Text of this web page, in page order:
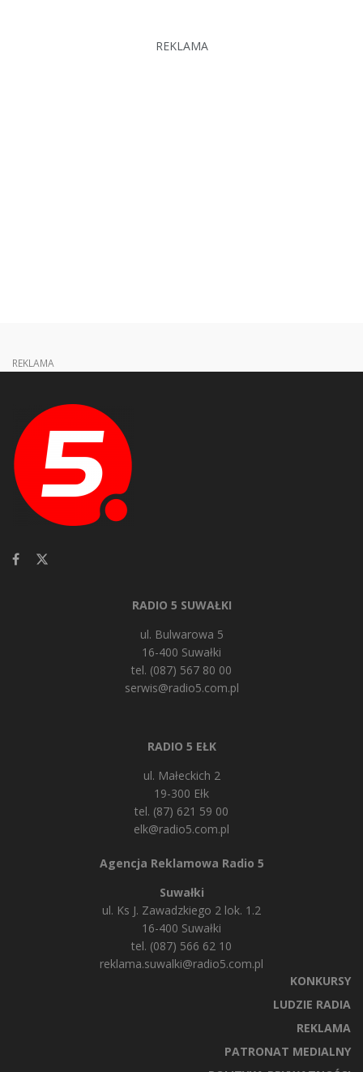
REKLAMA
REKLAMA
RADIO 5 SUWAŁKI
ul. Bulwarowa 5
16-400 Suwałki
tel. (087) 567 80 00
serwis@radio5.com.pl
RADIO 5 EŁK
ul. Małeckich 2
19-300 Ełk
tel. (87) 621 59 00
elk@radio5.com.pl
Agencja Reklamowa Radio 5
Suwałki
ul. Ks J. Zawadzkiego 2 lok. 1.2
16-400 Suwałki
tel. (087) 566 62 10
reklama.suwalki@radio5.com.pl
KONKURSY
LUDZIE RADIA
REKLAMA
PATRONAT MEDIALNY